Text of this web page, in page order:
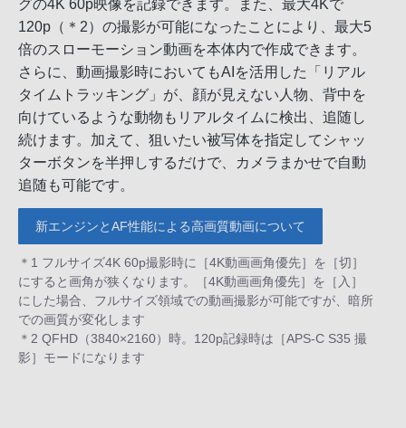
グの4K 60p映像を記録できます。また、最大4Kで
120p（＊2）の撮影が可能になったことにより、最大5
倍のスローモーション動画を本体内で作成できます。
さらに、動画撮影時においてもAIを活用した「リアル
タイムトラッキング」が、顔が見えない人物、背中を
向けているような動物もリアルタイムに検出、追随し
続けます。加えて、狙いたい被写体を指定してシャッ
ターボタンを半押しするだけで、カメラまかせで自動
追随も可能です。
新エンジンとAF性能による高画質動画について
＊1 フルサイズ4K 60p撮影時に［4K動画画角優先］を［切］
にすると画角が狭くなります。［4K動画画角優先］を［入］
にした場合、フルサイズ領域での動画撮影が可能ですが、暗所
での画質が変化します
＊2 QFHD（3840×2160）時。120p記録時は［APS-C S35 撮
影］モードになります